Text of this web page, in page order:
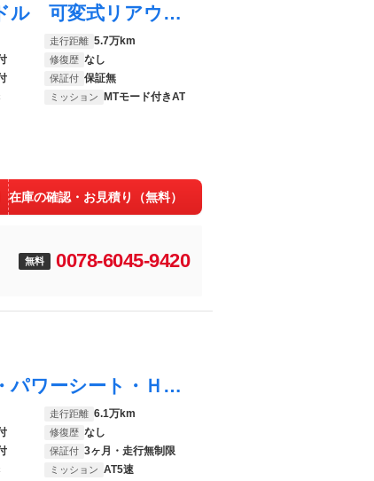
ケイマン Ｓ スポーツクロノＰＫＧ 左ハンドル 可変式リアウィング 純正ＡＷ 社外ナビ フルセグＴＶ Ｂｌｕｅｔｏｏｔｈ バックカメラ ハーフレザーシート パワーシート 前後ドラレコ ＥＴＣ車載器
走行距離 5.7万km
修復歴 なし
保証付 保証無
ミッション MTモード付きAT
在庫の確認・お見積り（無料）
無料 0078-6045-9420
ケイマン Ｓ 黒本革シート・クラリオンナビ・パワーシート・ＨＩＤヘッドライト・純正１８インチアルミホイール・可変リアウイング・フロントフォグライト・リアフォグライト・オートエアコン・ＥＴＣ・ＣＤ／ＤＶＤ・キーレス
走行距離 6.1万km
修復歴 なし
保証付 3ヶ月・走行無制限
ミッション AT5速